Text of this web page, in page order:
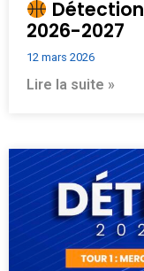
2026-2027
12 mars 2026
Lire la suite »